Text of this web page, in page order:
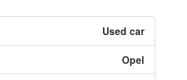
Used car
Opel